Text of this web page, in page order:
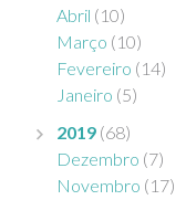
Abril (10)
Março (10)
Fevereiro (14)
Janeiro (5)
2019 (68)
Dezembro (7)
Novembro (17)